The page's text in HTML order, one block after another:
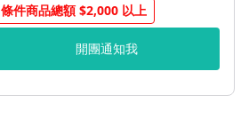
條件商品總額 $2,000 以上
開團通知我